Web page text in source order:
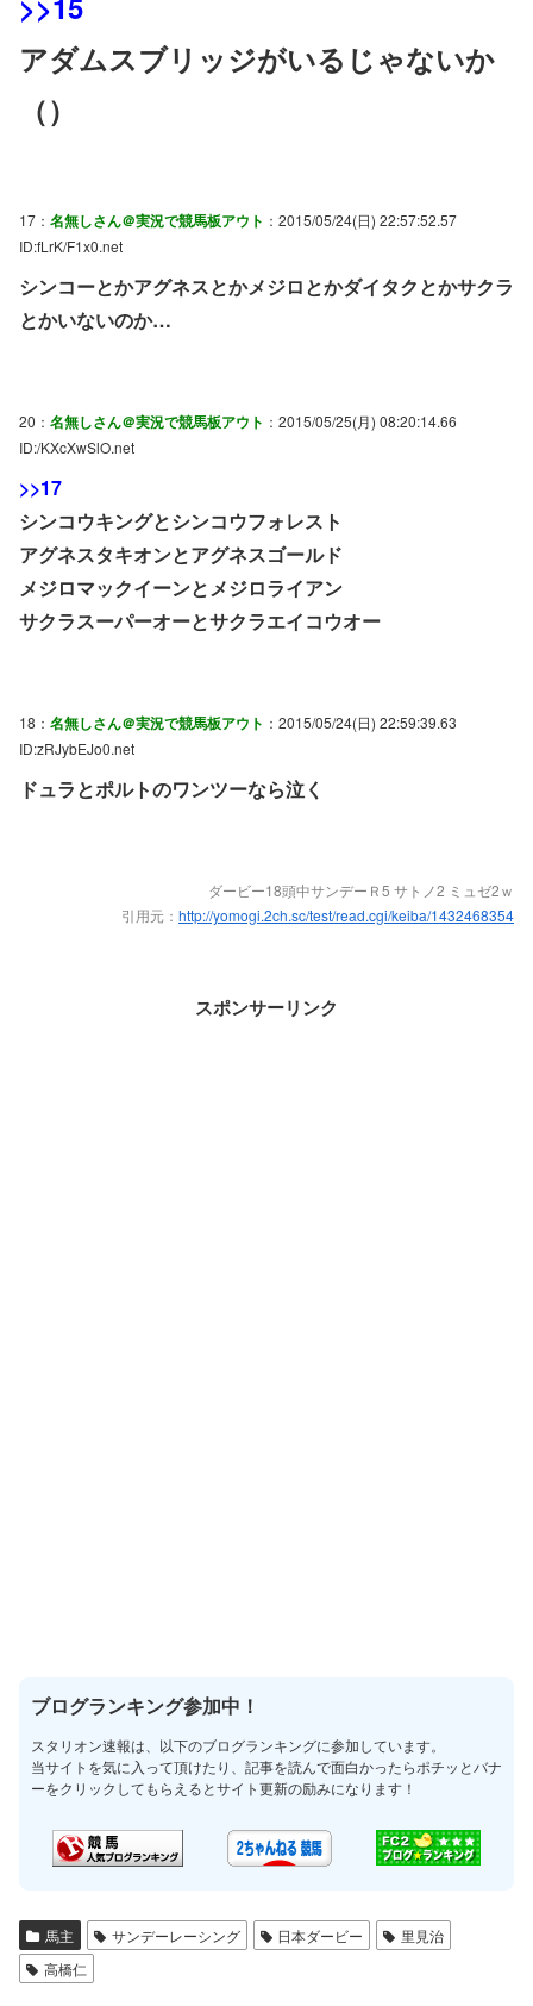
アダムスブリッジがいるじゃないか
（）
17： 名無しさん＠実況で競馬板アウト ：2015/05/24(日) 22:57:52.57
ID:fLrK/F1x0.net
シンコーとかアグネスとかメジロとかダイタクとかサクラ
とかいないのか…
20： 名無しさん＠実況で競馬板アウト ：2015/05/25(月) 08:20:14.66
ID:/KXcXwSlO.net
>>17
シンコウキングとシンコウフォレスト
アグネスタキオンとアグネスゴールド
メジロマックイーンとメジロライアン
サクラスーパーオーとサクラエイコウオー
18： 名無しさん＠実況で競馬板アウト ：2015/05/24(日) 22:59:39.63
ID:zRJybEJo0.net
ドュラとポルトのワンツーなら泣く
ダービー18頭中サンデーＲ5 サトノ2 ミュゼ2ｗ
引用元： http://yomogi.2ch.sc/test/read.cgi/keiba/1432468354
スポンサーリンク
ブログランキング参加中！
スタリオン速報は、以下のブログランキングに参加しています。
当サイトを気に入って頂けたり、記事を読んで面白かったらポチッとバナ
ーをクリックしてもらえるとサイト更新の励みになります！
馬主 サンデーレーシング 日本ダービー
里見治
高橋仁